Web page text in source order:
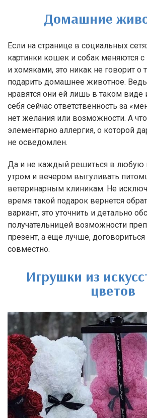
Домашние
Если на странице в социальных
картинки кошек и собак меняются
и хомяками, это никак не говорит о
подарить домашнее животное.
нравятся они ей лишь в таком виде
себя сейчас ответственность за
нет желания или возможности. А
элементарно аллергия, о которой
не осведомлен.
Да и не каждый решиться в любую
утром и вечером выгуливать
ветеринарным клиникам. Не
время такой подарок вернется
вариант, это уточнить и детально
получательницей возможности
презент, а еще лучше,
совместно.
Игрушки из
цветов